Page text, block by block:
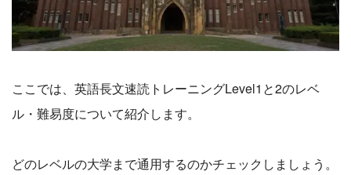
ここでは、英語長文速読トレーニングLevel1と2のレベ
ル・難易度について紹介します。
どのレベルの大学まで通用するのかチェックしましょう。